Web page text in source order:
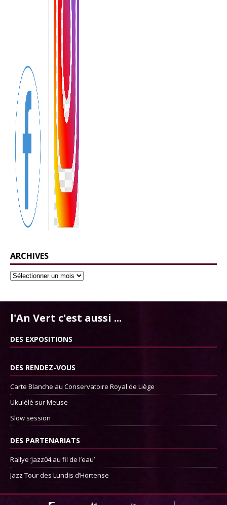
ARCHIVES
l'An Vert c'est aussi ...
DES EXPOSITIONS
DES RENDEZ-VOUS
Carte Blanche au Conservatoire Royal de Liège
Ukulélé sur Meuse
Slow session
DES PARTENARIATS
Rallye ‘Jazz04 au fil de l’eau’
Jazz Tour des Lundis d’Hortense